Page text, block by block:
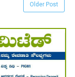
Older Post